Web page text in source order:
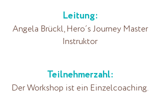
Leitung:
Angela Brückl, Hero´s Journey Master
Instruktor
Teilnehmerzahl:
Der Workshop ist ein Einzelcoaching.